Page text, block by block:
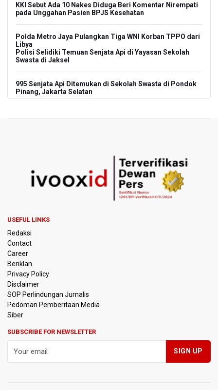
KKI Sebut Ada 10 Nakes Diduga Beri Komentar Nirempati
pada Unggahan Pasien BPJS Kesehatan
Polda Metro Jaya Pulangkan Tiga WNI Korban TPPO dari
Libya
Polisi Selidiki Temuan Senjata Api di Yayasan Sekolah
Swasta di Jaksel
995 Senjata Api Ditemukan di Sekolah Swasta di Pondok
Pinang, Jakarta Selatan
Kemenkeu Ambil Alih 60 Persen Saham KCIC
Anggota Komisi III DPR Usulkan Mekanisme Pra Judicial
KPK Sebut Pejabat Kemenhut Diduga Menerima 12.500
Dolar Singapura dari Bupati Kuantan Singingi Nonaktif
Amnesty International Desak Hentikan Sementara dan
Evaluasi Program MBG Usai Rentetan Dugaan Keracunan
Massal
Harga Telur dan Daging Ayam Masih Tertekan,
Suntikan Dana Rp20,5 Triliun dari Pusat
DPR Pastikan Tak Ada Surpres Pergantian Kapolri
USEFUL LINKS
Redaksi
Contact
Career
Beriklan
Privacy Policy
Disclaimer
SOP Perlindungan Jurnalis
Pedoman Pemberitaan Media
Siber
SUBSCRIBE FOR NEWSLETTER